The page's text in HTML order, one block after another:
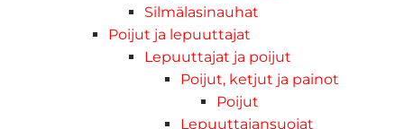
Silmälasinauhat
Poijut ja lepuuttajat
Lepuuttajat ja poijut
Poijut, ketjut ja painot
Poijut
Lepuuttajansuojat